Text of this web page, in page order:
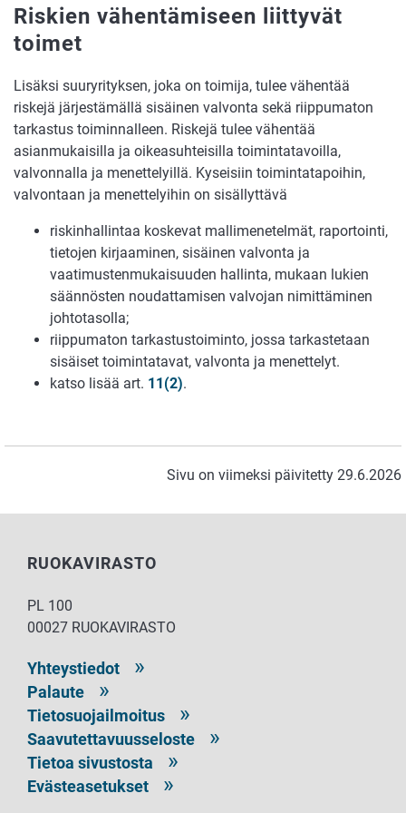
Riskien vähentämiseen liittyvät
toimet
Lisäksi suuryrityksen, joka on toimija, tulee vähentää
riskejä järjestämällä sisäinen valvonta sekä riippumaton
tarkastus toiminnalleen. Riskejä tulee vähentää
asianmukaisilla ja oikeasuhteisilla toimintatavoilla,
valvonnalla ja menettelyillä. Kyseisiin toimintatapoihin,
valvontaan ja menettelyihin on sisällyttävä
riskinhallintaa koskevat mallimenetelmät, raportointi,
tietojen kirjaaminen, sisäinen valvonta ja
vaatimustenmukaisuuden hallinta, mukaan lukien
säännösten noudattamisen valvojan nimittäminen
johtotasolla;
riippumaton tarkastustoiminto, jossa tarkastetaan
sisäiset toimintatavat, valvonta ja menettelyt.
katso lisää art. 11(2).
Sivu on viimeksi päivitetty 29.6.2026
RUOKAVIRASTO
PL 100
00027 RUOKAVIRASTO
Yhteystiedot
Palaute
Tietosuojailmoitus
Saavutettavuusseloste
Tietoa sivustosta
Evästeasetukset